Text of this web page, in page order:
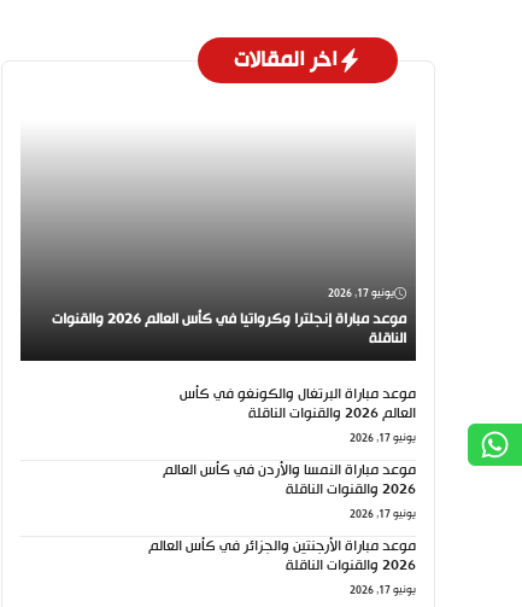
اخر المقالات
يونيو 17, 2026
موعد مباراة إنجلترا وكرواتيا في كأس العالم 2026 والقنوات
الناقلة
موعد مباراة البرتغال والكونغو في كأس
العالم 2026 والقنوات الناقلة
يونيو 17, 2026
موعد مباراة النمسا والأردن في كأس العالم
2026 والقنوات الناقلة
يونيو 17, 2026
موعد مباراة الأرجنتين والجزائر في كأس العالم
2026 والقنوات الناقلة
يونيو 17, 2026